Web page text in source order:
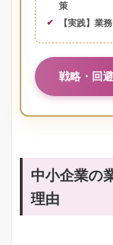
策
【実践】業
戦略・回
中小企業の
理由